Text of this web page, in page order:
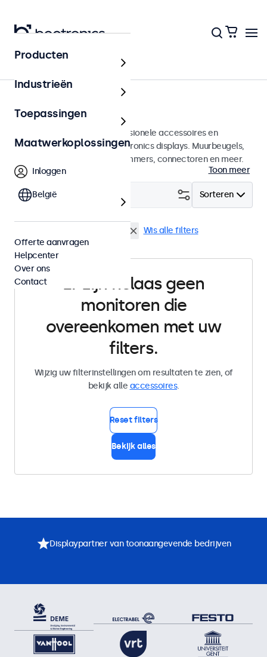
Home
Accessoires
Een groot assortiment professionele accessoires en
benodigdheden voor uw Beetronics displays. Muurbeugels,
voetsteunen, videokabels, dimmers, connectoren en meer.
Toon meer
Sorteren
Filter (0)
Wis alle filters
Er zijn helaas geen
monitoren die
overeenkomen met uw
filters.
Wijzig uw filterinstellingen om resultaten te zien, of
bekijk alle accessoires.
Reset filters
Bekijk alles
Producten
Industrieën
Toepassingen
Maatwerkoplossingen
Inloggen
België
Offerte aanvragen
Helpcenter
Over ons
Contact
Displaypartner van toonaangevende bedrijven